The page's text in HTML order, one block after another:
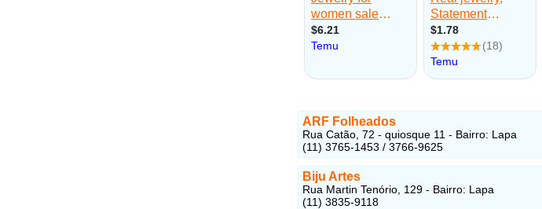
ARF Folheados
Rua Catão, 72 - quiosque 11 - Bairro: Lapa
(11) 3765-1453 / 3766-9625
Biju Artes
Rua Martin Tenório, 129 - Bairro: Lapa
(11) 3835-9118